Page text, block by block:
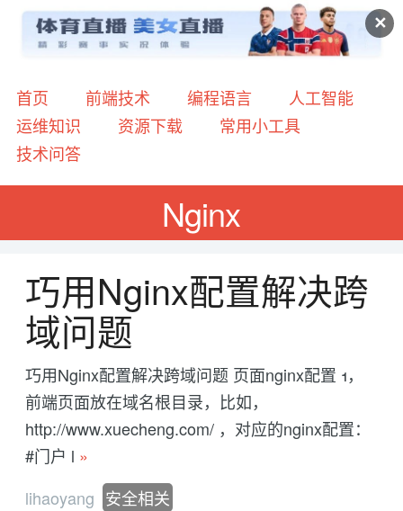
✕
首页 前端技术 编程语言
人工智能
运维知识
资源下载
常用小工具
技术问答
Nginx
巧用Nginx配置解决跨
域问题
巧用Nginx配置解决跨域问题 页面nginx配置 1，
前端页面放在域名根目录，比如，
http://www.xuecheng.com/ ，对应的nginx配置：
#门户 l »
lihaoyang 安全相关